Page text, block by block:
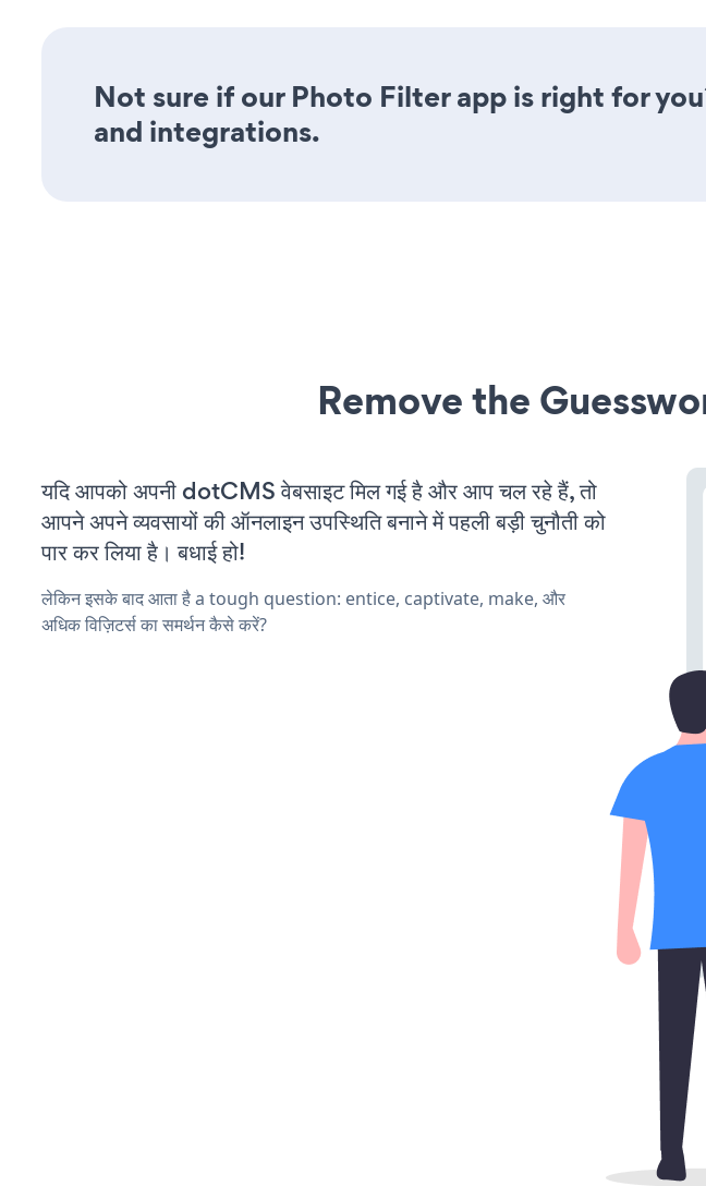
Not sure if our Photo Filter app is right for
and integrations.
Remove the
यदि आपको अपनी dotCMS वेबसाइट मिल गई है और आप चल रहे हैं, तो
आपने अपने व्यवसायों की ऑनलाइन उपस्थिति बनाने में पहली बड़ी चुनौती को
पार कर लिया है। बधाई हो!
लेकिन इसके बाद आता है a tough question: entice, captivate, make, और
अधिक विज़िटर्स का समर्थन कैसे करें?